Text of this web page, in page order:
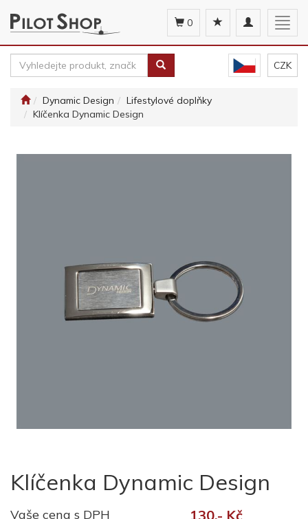
Toggle
navigation
0
CZK
Dynamic Design
Lifestylové doplňky
Klíčenka Dynamic Design
Klíčenka Dynamic Design
Vaše cena s DPH 130,- Kč